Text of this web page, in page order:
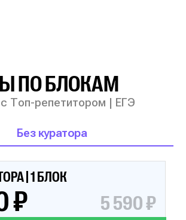
ПО БЛОКАМ
Топ-репетитором | ЕГЭ
Без куратора
| 1 БЛОК
₽ 5 590 ₽